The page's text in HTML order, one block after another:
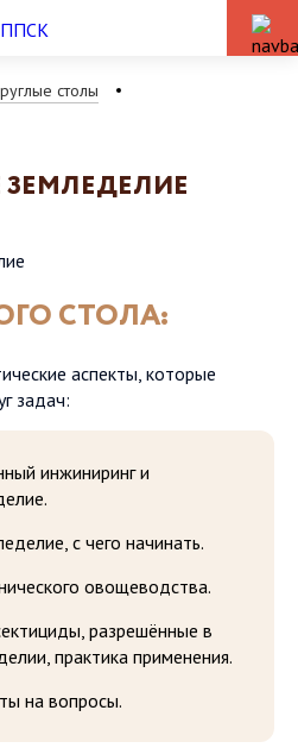
столы
СТОЛА:
аспекты, которые
задач:
инжиниринг и
c чего начинать.
овощеводства.
разрешённые в
практика применения.
на вопросы.